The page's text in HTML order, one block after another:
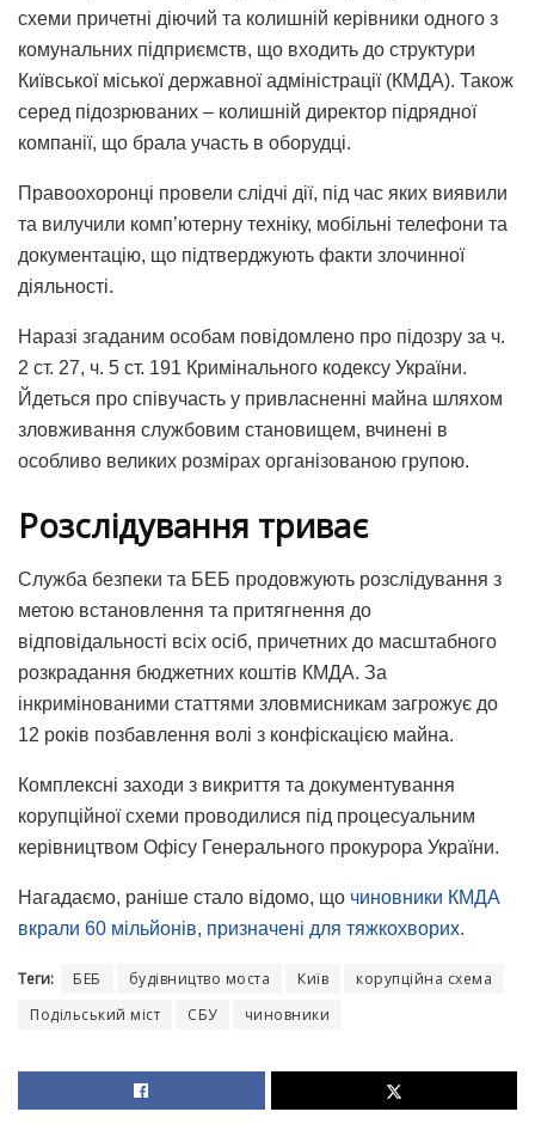
схеми причетні діючий та колишній керівники одного з
комунальних підприємств, що входить до структури
Київської міської державної адміністрації (КМДА). Також
серед підозрюваних – колишній директор підрядної
компанії, що брала участь в оборудці.
Правоохоронці провели слідчі дії, під час яких виявили
та вилучили комп’ютерну техніку, мобільні телефони та
документацію, що підтверджують факти злочинної
діяльності.
Наразі згаданим особам повідомлено про підозру за ч.
2 ст. 27, ч. 5 ст. 191 Кримінального кодексу України.
Йдеться про співучасть у привласненні майна шляхом
зловживання службовим становищем, вчинені в
особливо великих розмірах організованою групою.
Розслідування триває
Служба безпеки та БЕБ продовжують розслідування з
метою встановлення та притягнення до
відповідальності всіх осіб, причетних до масштабного
розкрадання бюджетних коштів КМДА. За
інкримінованими статтями зловмисникам загрожує до
12 років позбавлення волі з конфіскацією майна.
Комплексні заходи з викриття та документування
корупційної схеми проводилися під процесуальним
керівництвом Офісу Генерального прокурора України.
Нагадаємо, раніше стало відомо, що чиновники КМДА
вкрали 60 мільйонів, призначені для тяжкохворих.
Теги: БЕБ будівництво моста Київ
корупційна схема
Подільський міст
СБУ чиновники